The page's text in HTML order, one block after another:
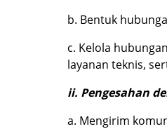
b. Bentuk
c. Kelola
layanan teknis,
ii. Pengesahan
a. Mengirim